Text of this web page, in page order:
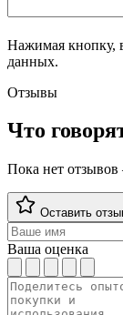
Нажимая кнопку,
данных.
Отзывы
Что
Пока нет
Оставить
Ваша оценка